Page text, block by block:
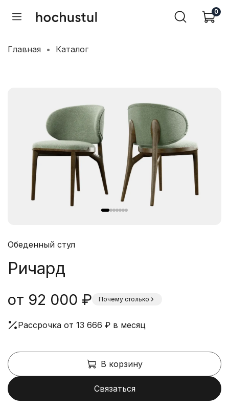
0
Главная Каталог
Обеденный стул
Ричард
от 92 000 ₽ Почему столько
Рассрочка от 13 666 ₽ в месяц
В корзину
Связаться